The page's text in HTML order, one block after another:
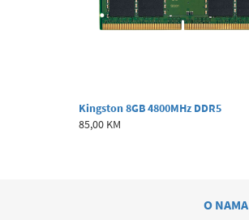
Kingston 8GB 4800MHz DDR5
85,00 KM
O NAMA